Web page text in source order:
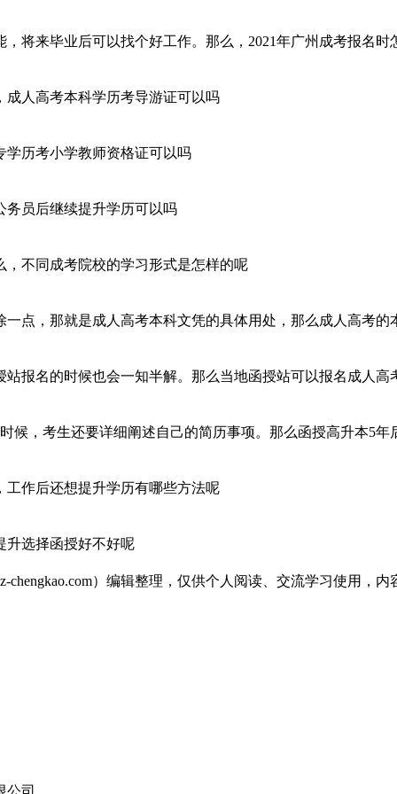
将来毕业后可以找个好工作。那么，2021年广州成考报名时
人高考本科学历考导游证可以吗
学历考小学教师资格证可以吗
务员后继续提升学历可以吗
不同成考院校的学习形式是怎样的呢
点，那就是成人高考本科文凭的具体用处，那么成人高考的
报名的时候也会一知半解。那么当地函授站可以报名成人高
候，考生还要详细阐述自己的简历事项。那么函授高升本5年
作后还想提升学历有哪些方法呢
升选择函授好不好呢
）编辑整理，仅供个人阅读、交流学习使用，
公司